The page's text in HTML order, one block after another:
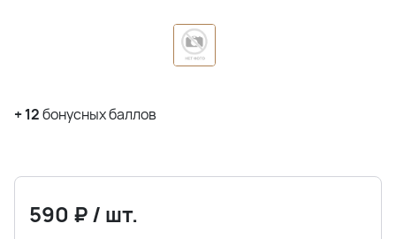
+12бонусных баллов
590 ₽/ шт.